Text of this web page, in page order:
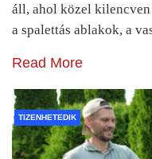
áll, ahol közel
a spalettás ablakok, a
Read More
TIZENHETEDIK